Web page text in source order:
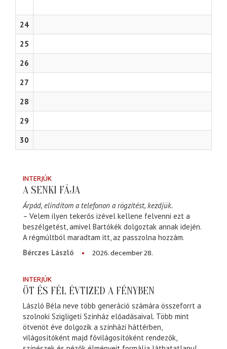
24
25
26
27
28
29
30
INTERJÚK
A SENKI FÁJA
Árpád, elindítom a telefonon a rögzítést, kezdjük.
– Velem ilyen tekerős izével kellene felvenni ezt a
beszélgetést, amivel Bartókék dolgoztak annak idején.
A régmúltból maradtam itt, az passzolna hozzám.
Bérczes László
2026. december 28.
INTERJÚK
ÖT ÉS FÉL ÉVTIZED A FÉNYBEN
László Béla neve több generáció számára összeforrt a
szolnoki Szigligeti Színház előadásaival. Több mint
ötvenöt éve dolgozik a színházi háttérben,
világosítóként majd fővilágosítóként rendezők,